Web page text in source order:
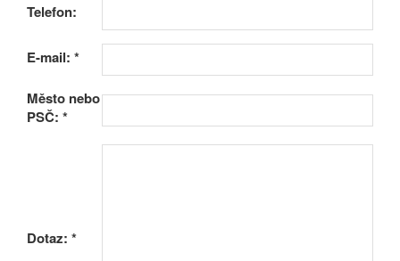
Telefon:
E-mail: *
Město nebo
PSČ: *
Dotaz: *